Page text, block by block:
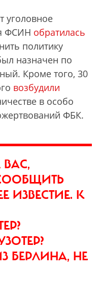
уголовное
ФСИН обратилась
политику
назначен по
Кроме того, 30
возбудили
в особо
ФБК.
ИЗВЕСТИЕ. К
БЕРЛИНА, НЕ